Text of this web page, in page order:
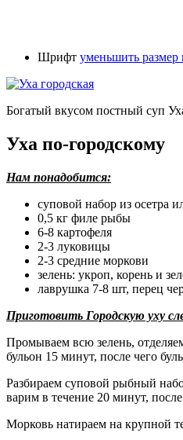
Шрифт уменьшить размер
Богатый вкусом постный суп
Уха по-городскому
Нам понадобится:
суповой набор из осетра
0,5 кг филе рыбы
6-8 картофеля
2-3 луковицы
2-3 средние моркови
зелень: укроп, корень и
лаврушка 7-8 шт, перец
Приготовить Городскую уху
Промываем всю зелень,
бульон 15 минут, после чего
Разбираем суповой рыбный
варим в течение 20 минут,
Морковь натираем на крупной